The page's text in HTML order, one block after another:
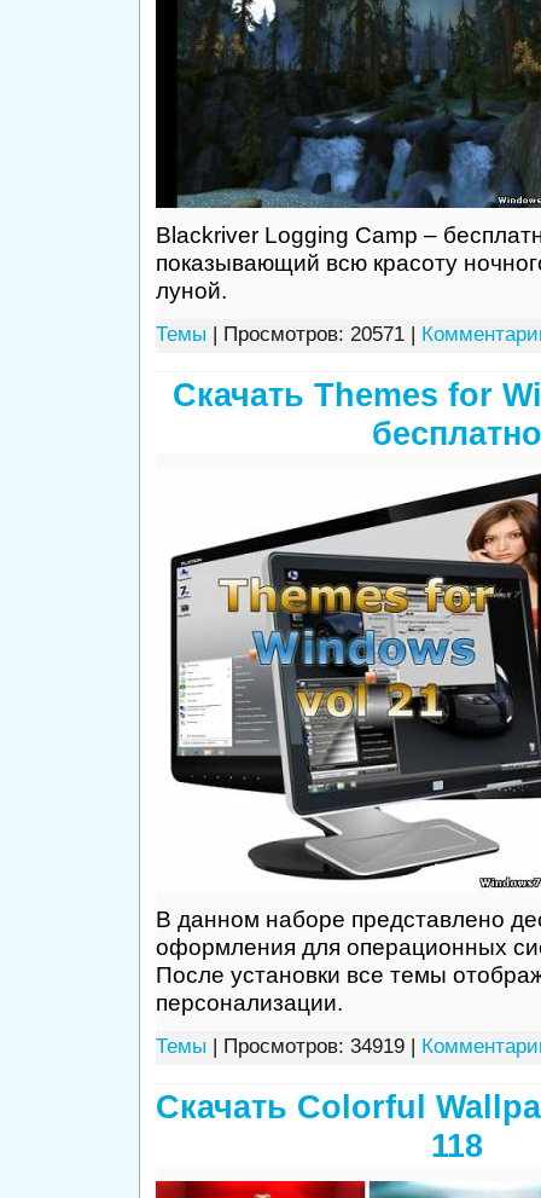
Blackriver Logging Camp –
показывающий всю красоту
луной.
Темы | Просмотров: 20571 |
Скачать Themes for
бесплатно
В данном наборе представлено
оформления для операционных
После установки все темы
персонализации.
Темы | Просмотров: 34919 |
Скачать Colorful
118